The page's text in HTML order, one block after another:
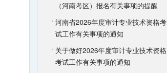
（河南考区）报名有关事项的提醒
河南省2026年度审计专业技术资格考
试工作有关事项的通知
关于做好2026年度审计专业技术资格
考试工作有关事项的通知